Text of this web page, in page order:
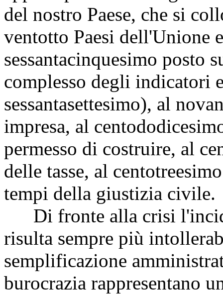
del nostro Paese, che si
ventotto Paesi dell'Unione
sessantacinquesimo posto
complesso degli indicatori
sessantasettesimo), al
impresa, al
permesso di costruire, al
delle tasse, al
tempi della giustizia civile.
Di fronte alla crisi
risulta sempre più
semplificazione
burocrazia rappresentano